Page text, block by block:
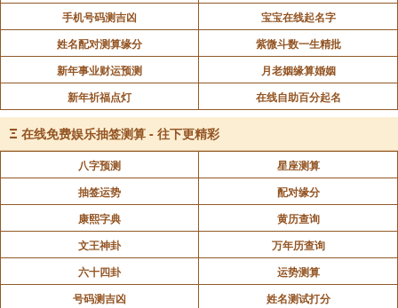
手机号码测吉凶
宝宝在线起名字
姓名配对测算缘分
紫微斗数一生精批
新年事业财运预测
月老姻缘算婚姻
新年祈福点灯
在线自助百分起名
Ξ 在线免费娱乐抽签测算 - 往下更精彩
八字预测
星座测算
抽签运势
配对缘分
康熙字典
黄历查询
文王神卦
万年历查询
六十四卦
运势测算
号码测吉凶
姓名测试打分